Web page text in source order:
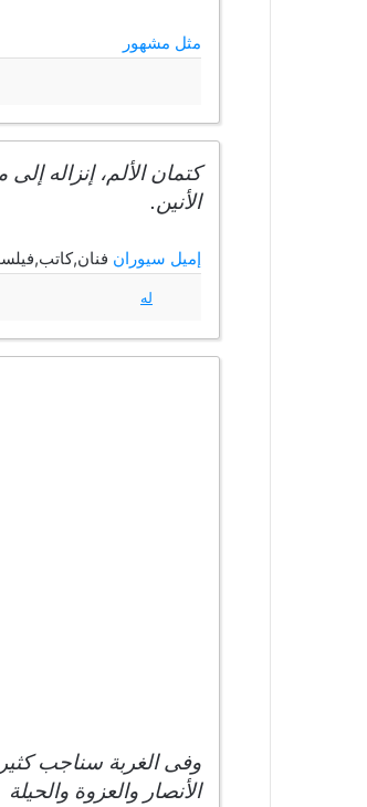
مثل مشهور
كتمان الألم، إنزاله
الأنين.
إميل سيوران فنان,كاتب,فيلسوف
له
وفى الغربة سناجب
الأنصار والعزوة والحيلة